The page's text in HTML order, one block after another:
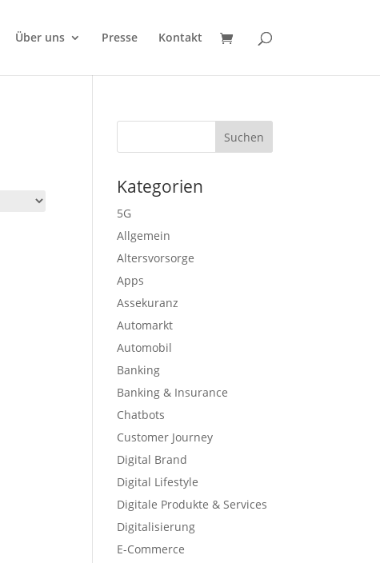
Über uns Presse Kontakt
Kategorien
5G
Allgemein
Altersvorsorge
Apps
Assekuranz
Automarkt
Automobil
Banking
Banking & Insurance
Chatbots
Customer Journey
Digital Brand
Digital Lifestyle
Digitale Produkte & Services
Digitalisierung
E-Commerce